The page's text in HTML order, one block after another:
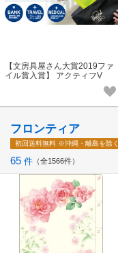
【文房具屋さん大賞2019ファ
イル賞入賞】 アクティフV
フリップスリムケース スマ
フロンティア
初回送料無料 ※沖縄・離島を除く
65 件 全1566件